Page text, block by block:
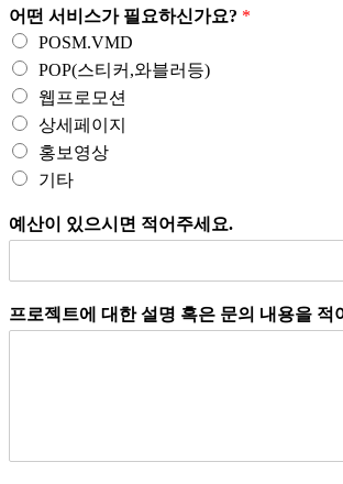
어떤 서비스가 필요하신가요? *
POSM.VMD
POP(스티커,와블러등)
웹프로모션
상세페이지
홍보영상
기타
예산이 있으시면 적어주세요.
프로젝트에 대한 설명 혹은 문의 내용을 적